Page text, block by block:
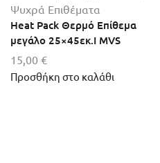
Ψυχρά Επιθέματα
Heat Pack Θερμό Επίθεμα
μεγάλο 25×45εκ.I MVS
15,00 €
Προσθήκη στο καλάθι